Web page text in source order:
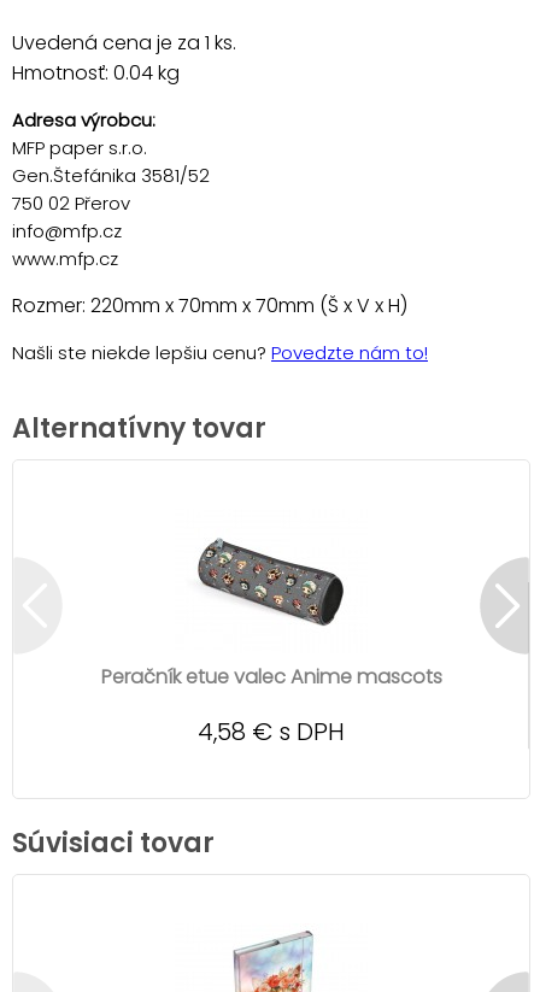
Uvedená cena je za 1 ks.
Hmotnosť: 0.04 kg
Adresa výrobcu:
MFP paper s.r.o.
Gen.Štefánika 3581/52
750 02 Přerov
info@mfp.cz
www.mfp.cz
Rozmer: 220mm x 70mm x 70mm (Š x V x H)
Našli ste niekde lepšiu cenu? Povedzte nám to!
Alternatívny tovar
Peračník etue valec Anime mascots
4,58 € s DPH
Súvisiaci tovar